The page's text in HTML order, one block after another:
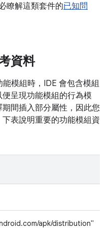
瞭解這類套件的已知問
資料
模組時，IDE 會包含模組
呈現功能模組的行為模
間插入部分屬性，因此您
表說明重要的功能模組資
apk/distribution"